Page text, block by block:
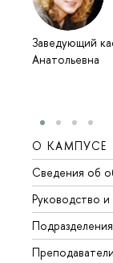
Заведующий
Анатольевна
О КАМПУСЕ
Сведения об
Руководство и
Подразделения